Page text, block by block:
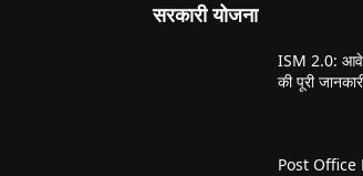
सरकारी योजना
ISM 2.0:
की पूरी
Post Office